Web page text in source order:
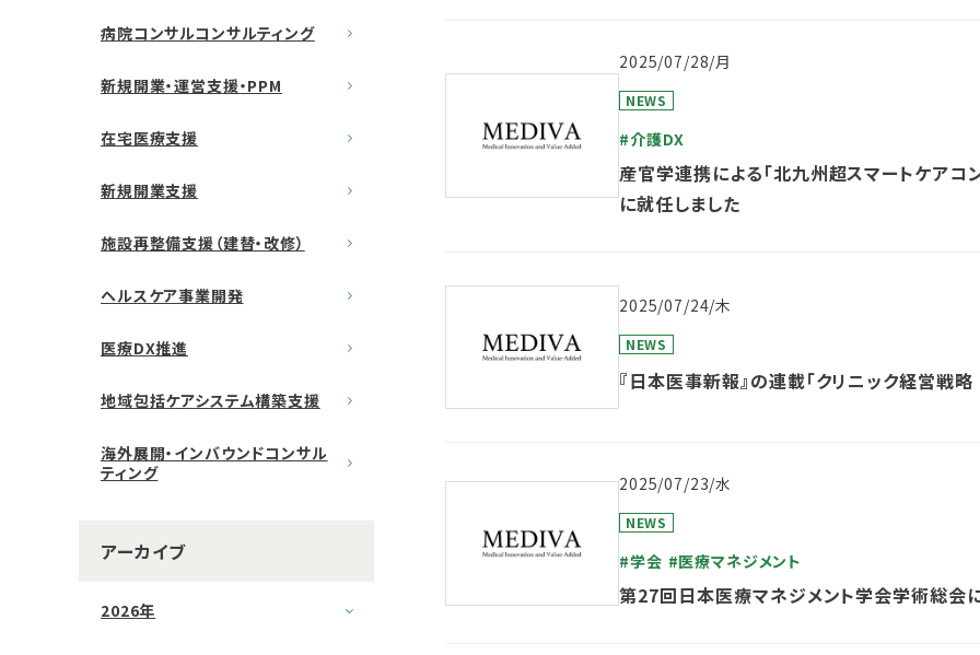
病院コンサルコンサルティング
新規開業・運営支援・PPM
在宅医療支援
新規開業支援
施設再整備支援（建替・改修）
ヘルスケア事業開発
医療DX推進
地域包括ケアシステム構築支援
海外展開・インバウンドコンサル
ティング
アーカイブ
2026年
2025/07/28/月
NEWS
#介護DX
産官学連携による「北九州超スマートケアコ
に就任しました
2025/07/24/木
NEWS
『日本医事新報』の連載「クリニック経営戦
2025/07/23/水
NEWS
#学会 #医療マネジメント
第27回日本医療マネジメント学会学術総会